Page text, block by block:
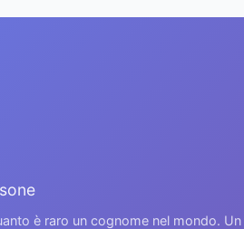
è raro un cognome nel mondo.